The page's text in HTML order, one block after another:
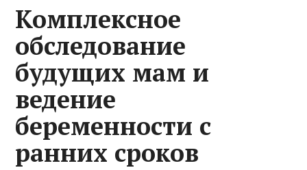
Комплексное
обследование
будущих мам и
ведение
беременности с
ранних сроков